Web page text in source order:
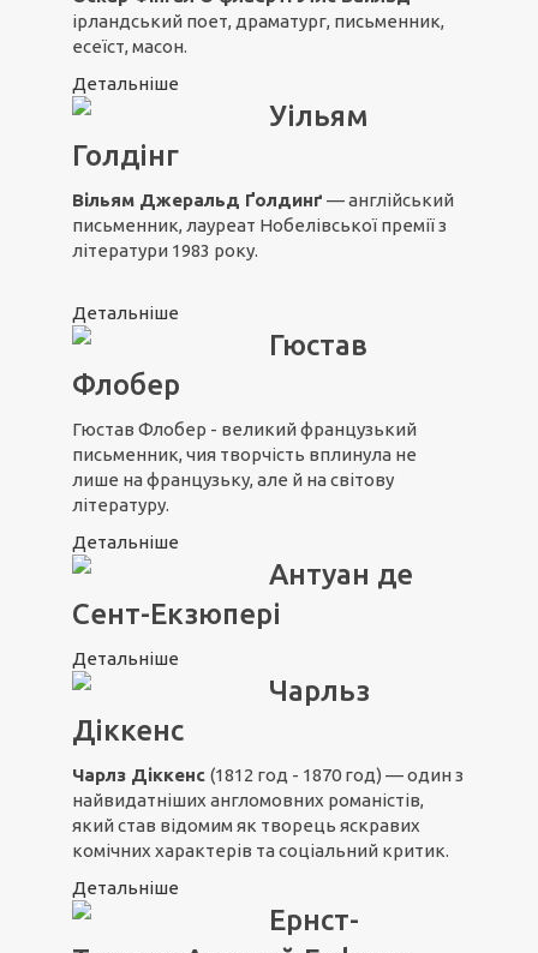
ірландський поет, драматург, письменник,
есеїст, масон.
Детальніше
Уільям
Голдінг
Вільям Джеральд Ґолдинґ — англійський
письменник, лауреат Нобелівської премії з
літератури 1983 року.
Детальніше
Гюстав
Флобер
Гюстав Флобер - великий французький
письменник, чия творчість вплинула не
лише на французьку, але й на світову
літературу.
Детальніше
Антуан де
Сент-Екзюпері
Детальніше
Чарльз
Діккенс
Чарлз Діккенс (1812 год - 1870 год) — один з
найвидатніших англомовних романістів,
який став відомим як творець яскравих
комічних характерів та соціальний критик.
Детальніше
Ернст-